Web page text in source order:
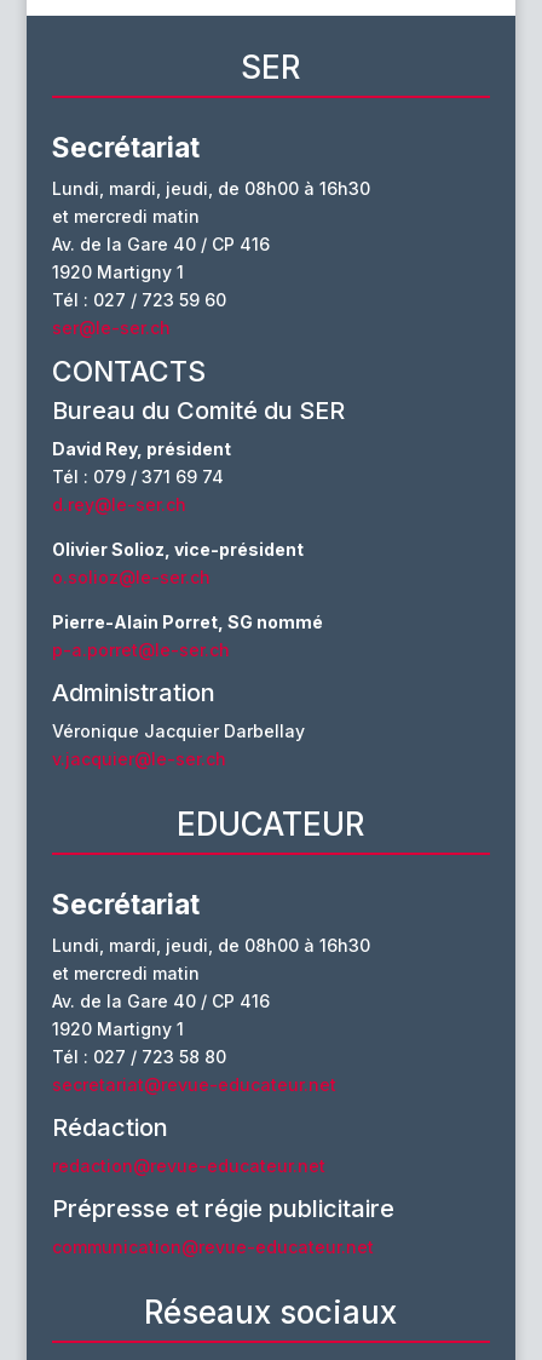
:
SER
Secrétariat
Lundi, mardi, jeudi, de 08h00 à 16h30
et mercredi matin
Av. de la Gare 40 / CP 416
1920 Martigny 1
Tél : 027 / 723 59 60
ser@le-ser.ch
CONTACTS
Bureau du Comité du SER
David Rey, président
Tél : 079 / 371 69 74
d.rey@le-ser.ch
Olivier Solioz, vice-président
o.solioz@le-ser.ch
Pierre-Alain Porret, SG nommé
p-a.porret@le-ser.ch
Administration
Véronique Jacquier Darbellay
v.jacquier@le-ser.ch
EDUCATEUR
Secrétariat
Lundi, mardi, jeudi, de 08h00 à 16h30
et mercredi matin
Av. de la Gare 40 / CP 416
1920 Martigny 1
Tél : 027 / 723 58 80
secretariat@revue-educateur.net
Rédaction
redaction@revue-educateur.net
Prépresse et régie publicitaire
communication@revue-educateur.net
Réseaux sociaux